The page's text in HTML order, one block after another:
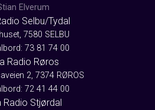
Elverum
Selbu/Tydal
7580 SELBU
73 81 74 00
Radio Røros
2, 7374 RØROS
72 41 44 00
Radio Stjørdal